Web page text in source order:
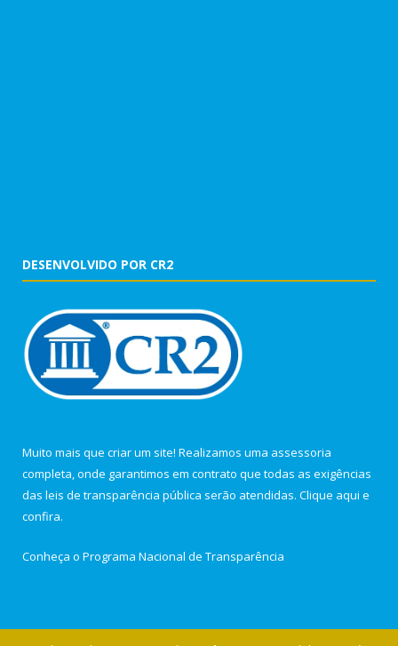
DESENVOLVIDO POR CR2
Muito mais que criar um site! Realizamos uma assessoria
completa, onde garantimos em contrato que todas as exigências
das leis de transparência pública serão atendidas. Clique aqui e
confira.
Conheça o Programa Nacional de Transparência